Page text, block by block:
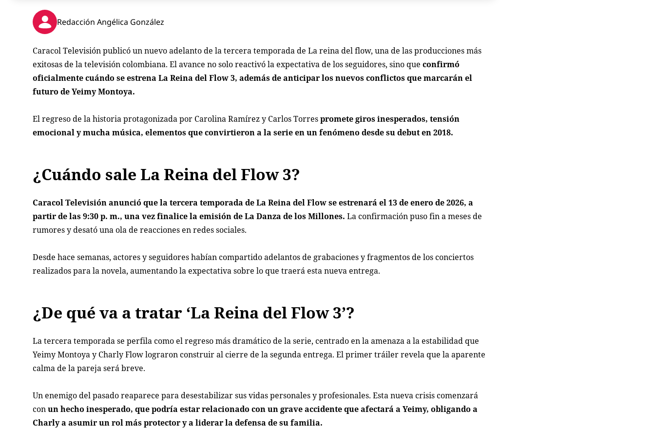
Redacción Angélica González
Caracol Televisión publicó un nuevo adelanto de la tercera temporada de La reina del flow, una de las producciones más
exitosas de la televisión colombiana. El avance no solo reactivó la expectativa de los seguidores, sino queconfirmó
oficialmente cuándo se estrena La Reina del Flow 3, además de anticipar los nuevos conflictos que marcarán el
futuro de Yeimy Montoya.
El regreso de la historia protagonizada por Carolina Ramírez y Carlos Torrespromete giros inesperados, tensión
emocional y mucha música, elementos que convirtieron a la serie en un fenómeno desde su debut en 2018.
¿Cuándo sale La Reina del Flow 3?
Caracol Televisión anunció que la tercera temporada de La Reina del Flow se estrenará el 13 de enero de 2026, a
partir de las 9:30 p. m., una vez finalice la emisión de La Danza de los Millones.La confirmación puso fin a meses de
rumores y desató una ola de reacciones en redes sociales.
Desde hace semanas, actores y seguidores habían compartido adelantos de grabaciones y fragmentos de los conciertos
realizados para la novela, aumentando la expectativa sobre lo que traerá esta nueva entrega.
¿De qué va a tratar ‘La Reina del Flow 3’?
La tercera temporada se perfila como el regreso más dramático de la serie, centrado en la amenaza a la estabilidad que
Yeimy Montoya y Charly Flow lograron construir al cierre de la segunda entrega. El primer tráiler revela que la aparente
calma de la pareja será breve.
Un enemigo del pasado reaparece para desestabilizar sus vidas personales y profesionales. Esta nueva crisis comenzará
conun hecho inesperado, que podría estar relacionado con un grave accidente que afectará a Yeimy, obligando a
Charly a asumir un rol más protector y a liderar la defensa de su familia.